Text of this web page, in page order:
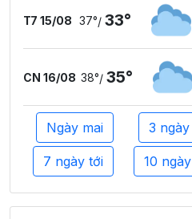
T7 15/08 37°/ 33°
CN 16/08 38°/ 35°
Ngày mai 3
7 ngày tới 10